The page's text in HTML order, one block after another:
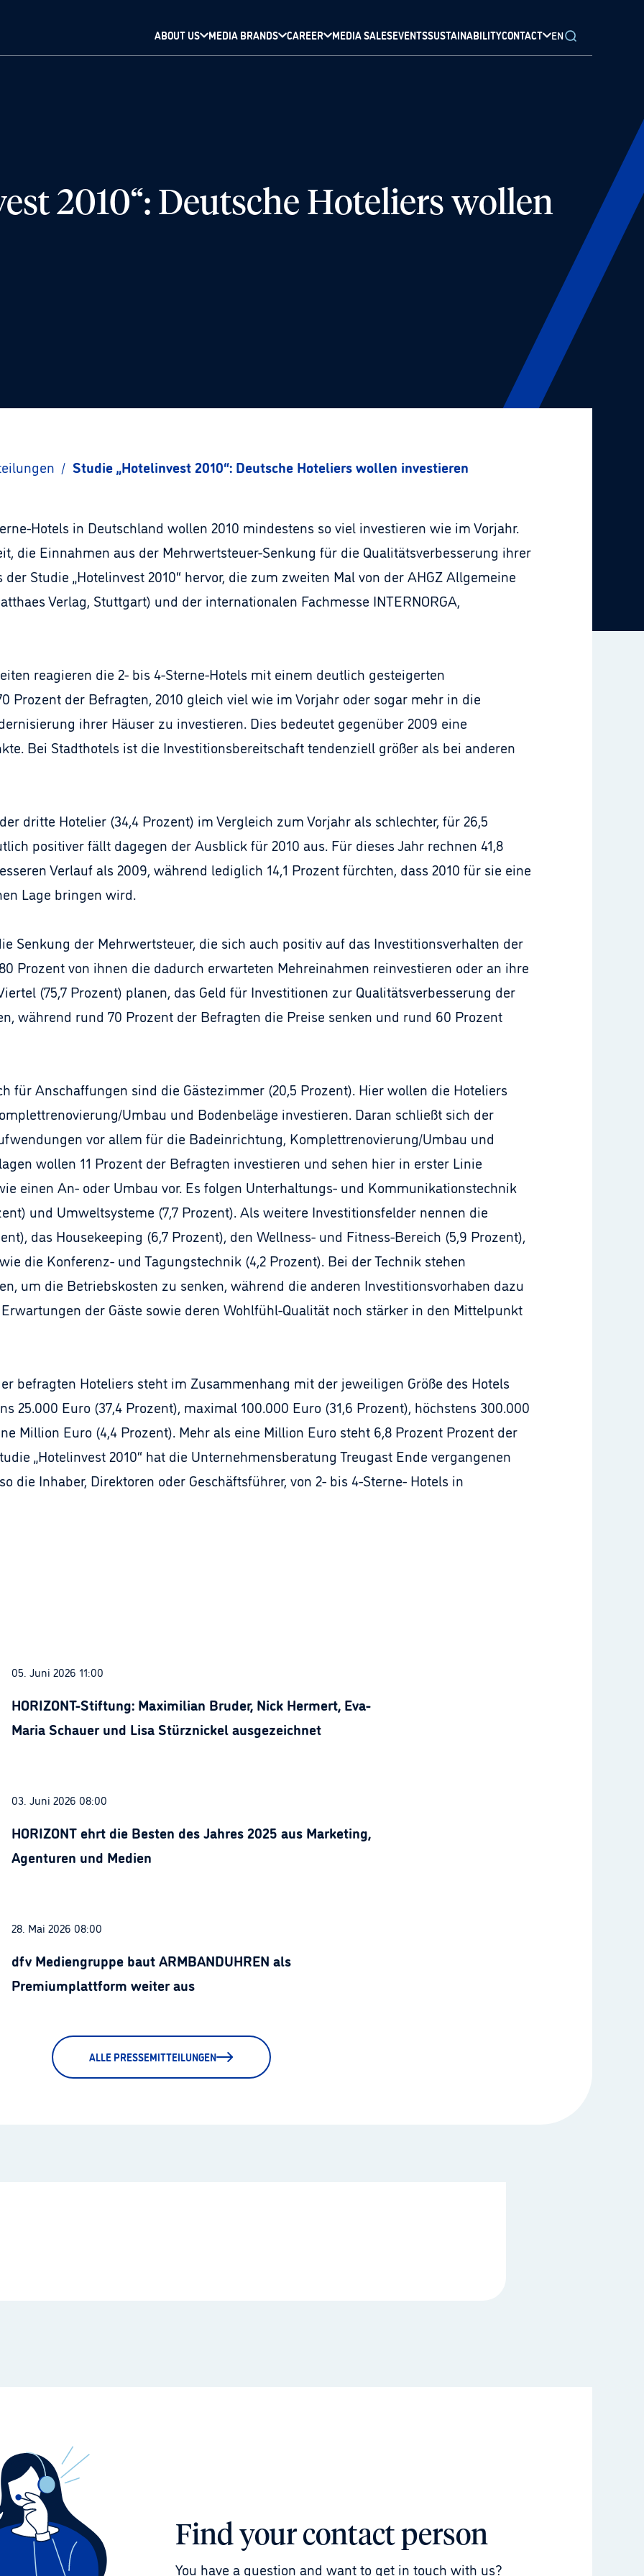
ABOUT US MEDIA BRANDS CAREER MEDIA SALESEVENTSSUSTAINABILITYCONTACT EN
2010“: Deutsche Hoteliers wollen
/ Studie „Hotelinvest 2010“: Deutsche Hoteliers wollen investieren
Hotels in Deutschland wollen 2010 mindestens so viel investieren wie im Vorjahr.
die Einnahmen aus der Mehrwertsteuer-Senkung für die Qualitätsverbesserung ihrer
Studie „Hotelinvest 2010“ hervor, die zum zweiten Mal von der AHGZ Allgemeine
Verlag, Stuttgart) und der internationalen Fachmesse INTERNORGA,
reagieren die 2- bis 4-Sterne-Hotels mit einem deutlich gesteigerten
Prozent der Befragten, 2010 gleich viel wie im Vorjahr oder sogar mehr in die
ihrer Häuser zu investieren. Dies bedeutet gegenüber 2009 eine
Bei Stadthotels ist die Investitionsbereitschaft tendenziell größer als bei anderen
dritte Hotelier (34,4 Prozent) im Vergleich zum Vorjahr als schlechter, für 26,5
positiver fällt dagegen der Ausblick für 2010 aus. Für dieses Jahr rechnen 41,8
Verlauf als 2009, während lediglich 14,1 Prozent fürchten, dass 2010 für sie eine
Lage bringen wird.
Senkung der Mehrwertsteuer, die sich auch positiv auf das Investitionsverhalten der
Prozent von ihnen die dadurch erwarteten Mehreinahmen reinvestieren oder an ihre
(75,7 Prozent) planen, das Geld für Investitionen zur Qualitätsverbesserung der
während rund 70 Prozent der Befragten die Preise senken und rund 60 Prozent
für Anschaffungen sind die Gästezimmer (20,5 Prozent). Hier wollen die Hoteliers
Umbau und Bodenbeläge investieren. Daran schließt sich der
vor allem für die Badeinrichtung, Komplettrenovierung/Umbau und
wollen 11 Prozent der Befragten investieren und sehen hier in erster Linie
einen An- oder Umbau vor. Es folgen Unterhaltungs- und Kommunikationstechnik
und Umweltsysteme (7,7 Prozent). Als weitere Investitionsfelder nennen die
das Housekeeping (6,7 Prozent), den Wellness- und Fitness-Bereich (5,9 Prozent),
die Konferenz- und Tagungstechnik (4,2 Prozent). Bei der Technik stehen
um die Betriebskosten zu senken, während die anderen Investitionsvorhaben dazu
der Gäste sowie deren Wohlfühl-Qualität noch stärker in den Mittelpunkt
befragten Hoteliers steht im Zusammenhang mit der jeweiligen Größe des Hotels
25.000 Euro (37,4 Prozent), maximal 100.000 Euro (31,6 Prozent), höchstens 300.000
Million Euro (4,4 Prozent). Mehr als eine Million Euro steht 6,8 Prozent Prozent der
„Hotelinvest 2010“ hat die Unternehmensberatung Treugast Ende vergangenen
die Inhaber, Direktoren oder Geschäftsführer, von 2- bis 4-Sterne- Hotels in
05. Juni 2026 11:00
HORIZONT-Stiftung: Maximilian Bruder, Nick Hermert, Eva-
Maria Schauer und Lisa Stürznickel ausgezeichnet
03. Juni 2026 08:00
HORIZONT ehrt die Besten des Jahres 2025 aus Marketing,
Agenturen und Medien
28. Mai 2026 08:00
dfv Mediengruppe baut ARMBANDUHREN als
Premiumplattform weiter aus
ALLE PRESSEMITTEILUNGEN
Find your contact person
You have a question and want to get in touch with us?